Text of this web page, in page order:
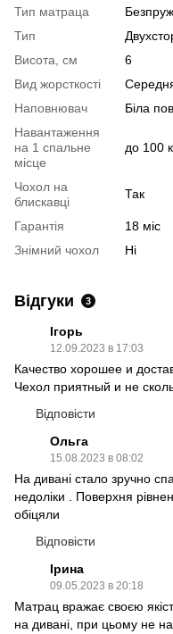
Тип матраца
Тип
Висота, см
6
Вид жорсткості
Наповнювач
Біла
Навантаження
на 1 спальне
місце
до 100
Чохол на
блискавці
Так
Гарантія
18 міс
Знімний чохол
Ні
Відгуки 3
Ігорь
12.09.2023 в 17:03
Качество хорошее и
Чехол приятный и не
Відповісти
Ольга
15.08.2023 в 08:02
На дивані стало зручно
недоліки . Поверхня
обіцяли
Відповісти
Ірина
09.05.2023 в 20:18
Матрац вражає своєю
на дивані, при цьому не